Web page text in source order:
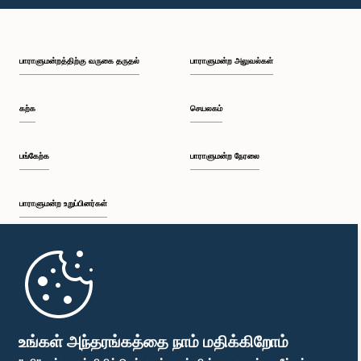
உங்கள் அந்தரங்கத்தை நாம் மதிக்கிறோம்
பி.ப. 2:35 - பி.ப. 2:42
பி.ப. 2:48 - பி.ப. 2:53
பி.ப. 2:59 - பி.ப. 3:09
பாராளுமன்றத்திற்கு வருகை தருதல்
கற்க
பங்கேற்க
பாராளுமன்ற உறுப்பினர்கள்
முதற்பக்கம்
பாராளுமன்ற அலுவல்கள்
செயலகம்
பாராளுமன்ற நேரலை
பாராளுமன்ற கையடக்க செயலி